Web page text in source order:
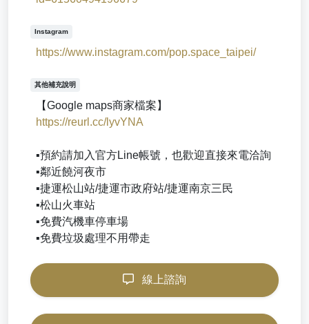
Instagram
https://www.instagram.com/pop.space_taipei/
其他補充說明
https://reurl.cc/lyvYNA
▪️預約請加入官方Line帳號，也歡迎直接來電洽詢
▪️鄰近饒河夜市
▪️捷運松山站/捷運市政府站/捷運南京三民
▪️松山火車站
▪️免費汽機車停車場
▪️免費垃圾處理不用帶走
線上諮詢